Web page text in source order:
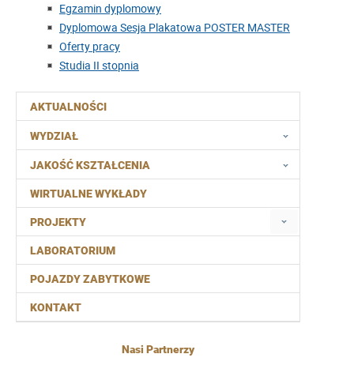
AKTUALNOŚCI
WYDZIAŁ
JAKOŚĆ KSZTAŁCENIA
WIRTUALNE WYKŁADY
PROJEKTY
LABORATORIUM
POJAZDY ZABYTKOWE
KONTAKT
Nasi Partnerzy
Egzamin dyplomowy
Dyplomowa Sesja Plakatowa POSTER MASTER
Oferty pracy
Studia II stopnia